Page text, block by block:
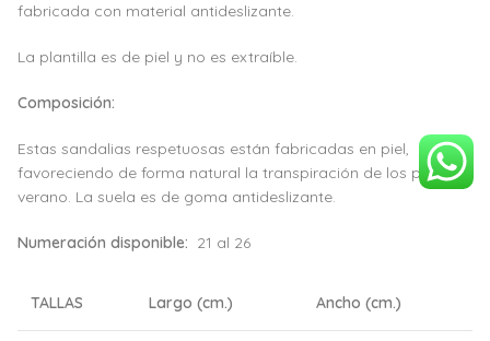
fabricada con material antideslizante.
La plantilla es de piel y no es extraíble.
Composición:
Estas sandalias respetuosas están fabricadas en piel,
favoreciendo de forma natural la transpiración de los pies en
verano. La suela es de goma antideslizante.
Numeración disponible: 21 al 26
TALLAS Largo (cm.) Ancho (cm.)